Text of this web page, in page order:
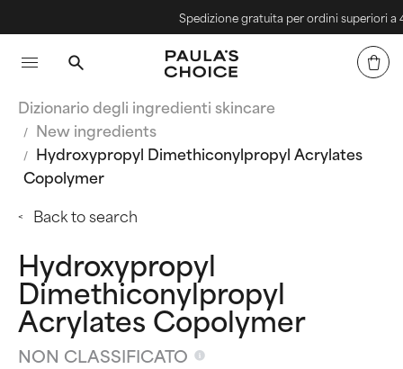
Spedizione gratuita per ordini superiori a 40€
Dizionario degli ingredienti skincare
New ingredients
Hydroxypropyl Dimethiconylpropyl Acrylates
Copolymer
Back to search
Hydroxypropyl
Dimethiconylpropyl
Acrylates Copolymer
NON CLASSIFICATO